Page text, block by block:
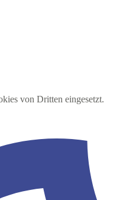
von Dritten eingesetzt.